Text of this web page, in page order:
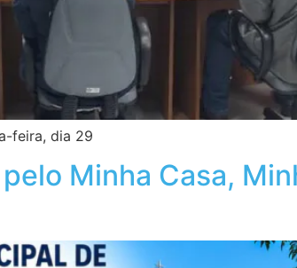
feira, dia 29
Minha Casa,